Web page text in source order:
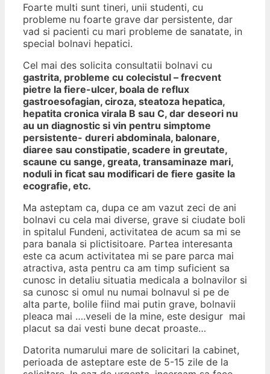
Foarte multi sunt tineri, unii studenti, cu
probleme nu foarte grave dar persistente, dar
vad si pacienti cu mari probleme de sanatate, in
special bolnavi hepatici.
Cel mai des solicita consultatii bolnavi cu
gastrita, probleme cu colecistul – frecvent
pietre la fiere-ulcer, boala de reflux
gastroesofagian, ciroza, steatoza hepatica,
hepatita cronica virala B sau C, dar deseori nu
au un diagnostic si vin pentru simptome
persistente- dureri abdominala, balonare,
diaree sau constipatie, scadere in greutate,
scaune cu sange, greata, transaminaze mari,
noduli in ficat sau modificari de fiere gasite la
ecografie, etc.
Ma asteptam ca, dupa ce am vazut zeci de ani
bolnavi cu cela mai diverse, grave si ciudate boli
in spitalul Fundeni, activitatea de acum sa mi se
para banala si plictisitoare. Partea interesanta
este ca acum activitatea mi se pare parca mai
atractiva, asta pentru ca am timp suficient sa
cunosc in detaliu situatia medicala a bolnavilor si
sa cunosc si omul nu numai bolnavul si pe de
alta parte, bolile fiind mai putin grave, bolnavii
pleaca mai ….veseli de la mine, este desigur mai
placut sa dai vesti bune decat proaste…
Datorita numarului mare de solicitari la cabinet,
perioada de asteptare este de 5-15 zile de la